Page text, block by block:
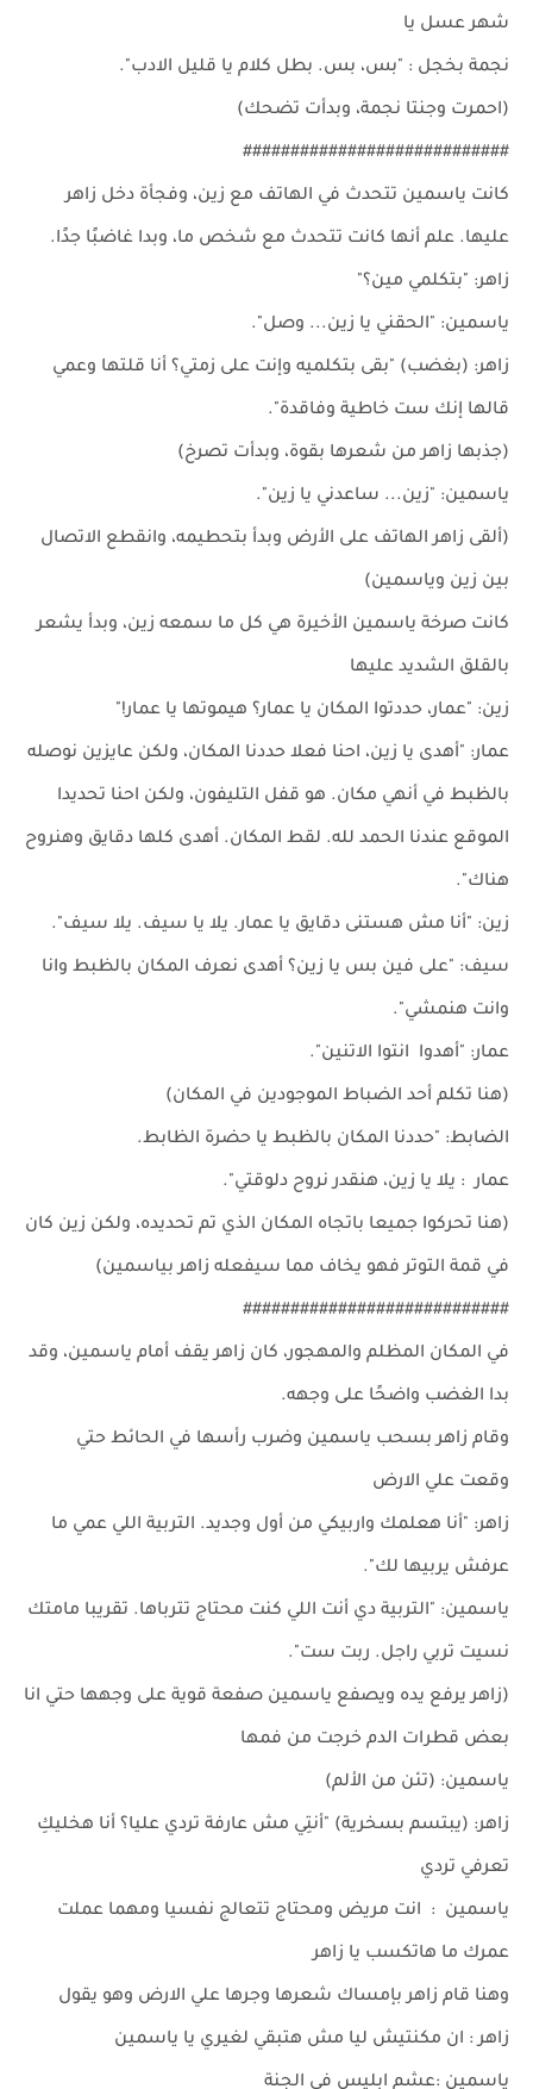
شهر عسل يا
نجمة بخجل : "بس، بس. بطل كلام يا قليل الادب".
(احمرت وجنتا نجمة، وبدأت تضحك)
############################
كانت ياسمين تتحدث في الهاتف مع زين، وفجأة دخل زاهر
عليها. علم أنها كانت تتحدث مع شخص ما، وبدا غاضبًا جدًا.
زاهر: "بتكلمي مين؟"
ياسمين: "الحقني يا زين... وصل".
زاهر: (بغضب) "بقى بتكلميه وإنت على زمتي؟ أنا قلتها وعمي
قالها إنك ست خاطية وفاقدة".
(جذبها زاهر من شعرها بقوة، وبدأت تصرخ)
ياسمين: "زين... ساعدني يا زين".
(ألقى زاهر الهاتف على الأرض وبدأ بتحطيمه، وانقطع الاتصال
بين زين وياسمين)
كانت صرخة ياسمين الأخيرة هي كل ما سمعه زين، وبدأ يشعر
بالقلق الشديد عليها
زين: "عمار، حددتوا المكان يا عمار؟ هيموتها يا عمار!"
عمار: "أهدى يا زين، احنا فعلا حددنا المكان، ولكن عايزين نوصله
بالظبط في أنهي مكان. هو قفل التليفون، ولكن احنا تحديدا
الموقع عندنا الحمد لله. لقط المكان. أهدى كلها دقايق وهنروح
هناك".
زين: "أنا مش هستنى دقايق يا عمار. يلا يا سيف. يلا سيف".
سيف: "على فين بس يا زين؟ أهدى نعرف المكان بالظبط وانا
وانت هنمشي".
عمار: "أهدوا انتوا الاتنين".
(هنا تكلم أحد الضباط الموجودين في المكان)
الضابط: "حددنا المكان بالظبط يا حضرة الظابط.
عمار : يلا يا زين، هنقدر نروح دلوقتي".
(هنا تحركوا جميعا باتجاه المكان الذي تم تحديده، ولكن زين كان
في قمة التوتر فهو يخاف مما سيفعله زاهر بياسمين)
############################
في المكان المظلم والمهجور، كان زاهر يقف أمام ياسمين، وقد
بدا الغضب واضحًا على وجهه.
وقام زاهر بسحب ياسمين وضرب رأسها في الحائط حتي
وقعت علي الارض
زاهر: "أنا هعلمك واربيكي من أول وجديد. التربية اللي عمي ما
عرفش يربيها لك".
ياسمين: "التربية دي أنت اللي كنت محتاج تترباها. تقريبا مامتك
نسيت تربي راجل. ربت ست".
(زاهر يرفع يده ويصفع ياسمين صفعة قوية على وجهها حتي انا
بعض قطرات الدم خرجت من فمها
ياسمين: (تئن من الألم)
زاهر: (يبتسم بسخرية) "أنتِي مش عارفة تردي عليا؟ أنا هخليكِ
تعرفي تردي
ياسمين : انت مريض ومحتاج تتعالج نفسيا ومهما عملت
عمرك ما هاتكسب يا زاهر
وهنا قام زاهر بإمساك شعرها وجرها علي الارض وهو يقول
زاهر : ان مكنتيش ليا مش هتبقي لغيري يا ياسمين
ياسمين :عشم ابليس في الجنة